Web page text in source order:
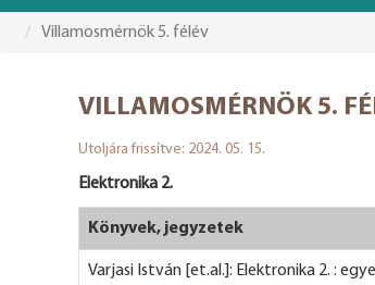
Villamosmérnök 5. félév
VILLAMOSMÉRNÖK 5.
Utoljára frissítve: 2024. 05. 15.
Elektronika 2.
Könyvek, jegyzetek
Varjasi István [et.al.]: Elektronika 2. :